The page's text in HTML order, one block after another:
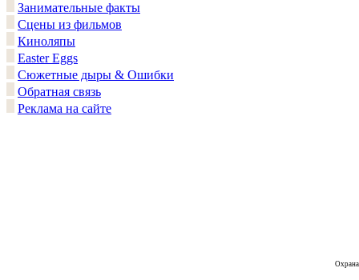
Занимательные факты
Сцены из фильмов
Киноляпы
Easter Eggs
Сюжетные дыры & Ошибки
Обратная связь
Реклама на сайте